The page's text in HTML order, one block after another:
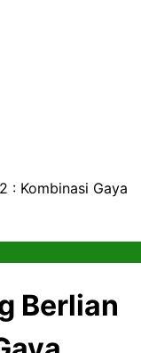
: Kombinasi Gaya
Berlian